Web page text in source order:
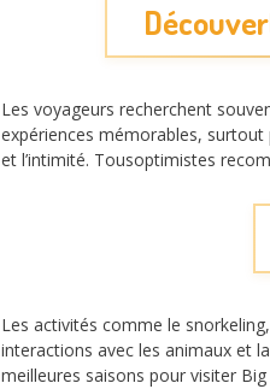
Les voyageurs recherchent
expériences mémorables,
et l’intimité. Tousoptimistes
Les activités comme le
interactions avec les animaux et
meilleures saisons pour visiter